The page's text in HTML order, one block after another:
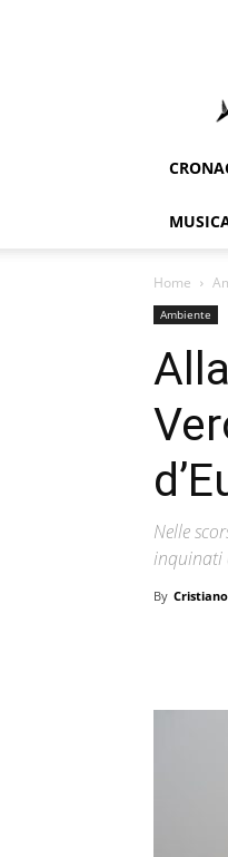
Home
Ambiente
Nelle
inquinati
By